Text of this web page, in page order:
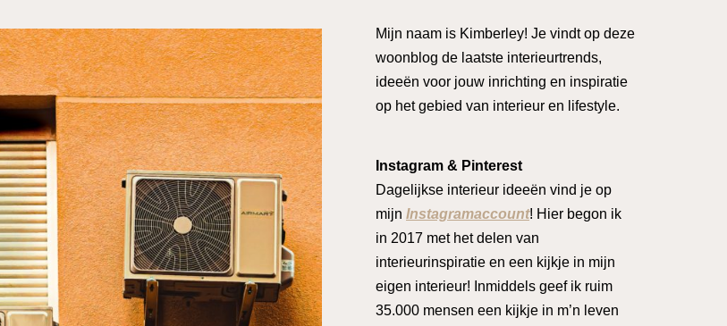
Mijn naam is Kimberley! Je vindt op deze
woonblog de laatste interieurtrends,
ideeën voor jouw inrichting en inspiratie
op het gebied van interieur en lifestyle.
Instagram & Pinterest
Dagelijkse interieur ideeën vind je op
mijn Instagramaccount! Hier begon ik
in 2017 met het delen van
interieurinspiratie en een kijkje in mijn
eigen interieur! Inmiddels geef ik ruim
35.000 mensen een kijkje in m’n leven